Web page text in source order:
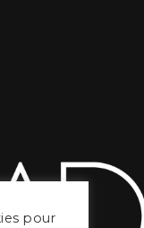
pour